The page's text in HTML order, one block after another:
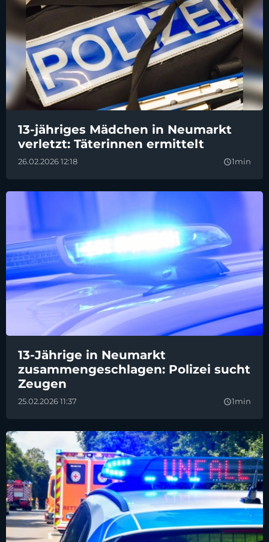
13-jähriges Mädchen in Neumarkt
verletzt: Täterinnen ermittelt
26.02.2026 12:18 query_builder1min
13-Jährige in Neumarkt
zusammengeschlagen: Polizei sucht
Zeugen
25.02.2026 11:37 query_builder1min